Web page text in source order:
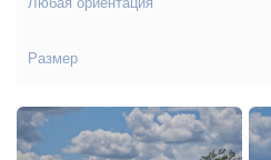
Размер